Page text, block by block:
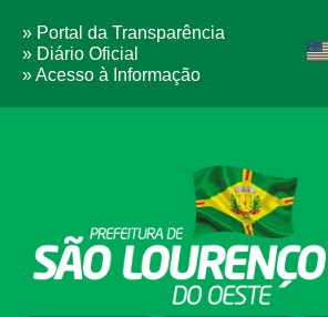
» Portal da Transparência
» Diário Oficial
» Acesso à Informação